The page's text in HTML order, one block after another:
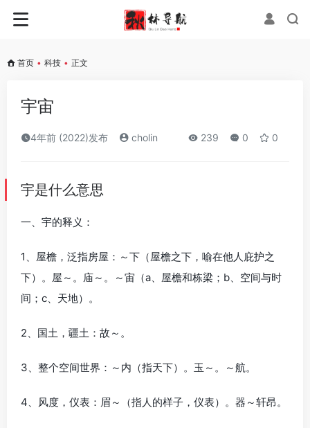
首页 • 科技 • 正文
宇宙
4年前 (2022)发布 cholin 239 0 0
宇是什么意思
一、宇的释义：
1、屋檐，泛指房屋：～下（屋檐之下，喻在他人庇护之
下）。屋～。庙～。～宙（a、屋檐和栋梁；b、空间与时
间；c、天地）。
2、国土，疆土：故～。
3、整个空间世界：～内（指天下）。玉～。～航。
4、风度，仪表：眉～（指人的样子，仪表）。器～轩昂。